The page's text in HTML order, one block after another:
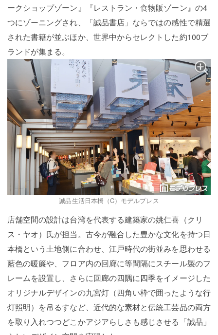
ークショップゾーン』『レストラン・食物販ゾーン』の4
つにゾーニングされ、「誠品書店」ならではの感性で精選
された書籍が並ぶほか、世界中からセレクトした約100ブ
ランドが集まる。
誠品生活日本橋（C）モデルプレス
店舗空間の設計は台湾を代表する建築家の姚仁喜（クリ
ス・ヤオ）氏が担当。古今が融合した豊かな文化を持つ日
本橋という土地側に合わせ、江戸時代の街並みを思わせる
藍色の暖簾や、フロア内の回廊に等間隔にスチール製のフ
レームを設置し、さらに回廊の四隅に四季をイメージした
オリジナルデザインの九宮灯（四角い枠で囲ったような行
灯照明）を吊るすなど、近代的な素材と伝統工芸品の両方
を取り入れつつどこかアジアらしさも感じさせる「誠品」